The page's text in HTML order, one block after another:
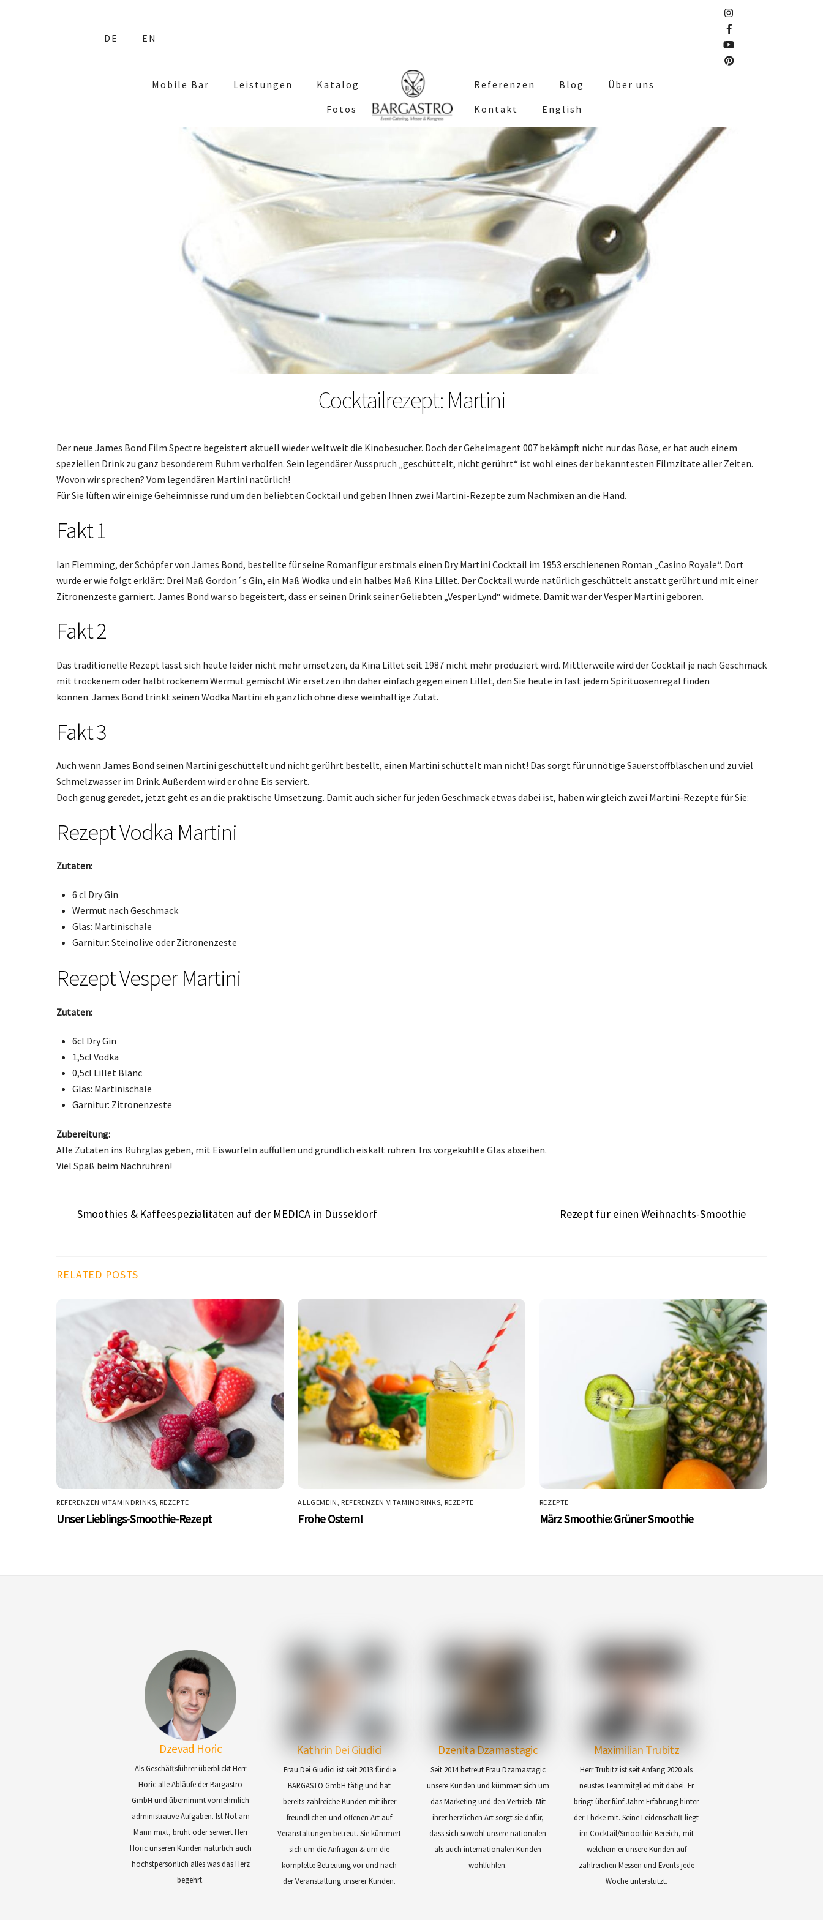
DE EN
Mobile Bar Leistungen
Katalog
Fotos
Referenzen Blog
Über uns
Kontakt
English
Cocktailrezept: Martini
Der neue James Bond Film Spectre begeistert aktuell wieder weltweit die Kinobesucher. Doch der Geheimagent 007 bekämpft nicht nur das Böse, er hat auch einem
speziellen Drink zu ganz besonderem Ruhm verholfen. Sein legendärer Ausspruch „geschüttelt, nicht gerührt“ ist wohl eines der bekanntesten Filmzitate aller Zeiten.
Wovon wir sprechen? Vom legendären Martini natürlich!
Für Sie lüften wir einige Geheimnisse rund um den beliebten Cocktail und geben Ihnen zwei Martini-Rezepte zum Nachmixen an die Hand.
Fakt 1
Ian Flemming, der Schöpfer von James Bond, bestellte für seine Romanfigur erstmals einen Dry Martini Cocktail im 1953 erschienenen Roman „Casino Royale“. Dort
wurde er wie folgt erklärt: Drei Maß Gordon´s Gin, ein Maß Wodka und ein halbes Maß Kina Lillet. Der Cocktail wurde natürlich geschüttelt anstatt gerührt und mit einer
Zitronenzeste garniert. James Bond war so begeistert, dass er seinen Drink seiner Geliebten „Vesper Lynd“ widmete. Damit war der Vesper Martini geboren.
Fakt 2
Das traditionelle Rezept lässt sich heute leider nicht mehr umsetzen, da Kina Lillet seit 1987 nicht mehr produziert wird. Mittlerweile wird der Cocktail je nach Geschmack
mit trockenem oder halbtrockenem Wermut gemischt.Wir ersetzen ihn daher einfach gegen einen Lillet, den Sie heute in fast jedem Spirituosenregal finden
können. James Bond trinkt seinen Wodka Martini eh gänzlich ohne diese weinhaltige Zutat.
Fakt 3
Auch wenn James Bond seinen Martini geschüttelt und nicht gerührt bestellt, einen Martini schüttelt man nicht! Das sorgt für unnötige Sauerstoffbläschen und zu viel
Schmelzwasser im Drink. Außerdem wird er ohne Eis serviert.
Doch genug geredet, jetzt geht es an die praktische Umsetzung. Damit auch sicher für jeden Geschmack etwas dabei ist, haben wir gleich zwei Martini-Rezepte für Sie:
Rezept Vodka Martini
Zutaten:
6 cl Dry Gin
Wermut nach Geschmack
Glas: Martinischale
Garnitur: Steinolive oder Zitronenzeste
Rezept Vesper Martini
Zutaten:
6cl Dry Gin
1,5cl Vodka
0,5cl Lillet Blanc
Glas: Martinischale
Garnitur: Zitronenzeste
Zubereitung:
Alle Zutaten ins Rührglas geben, mit Eiswürfeln auffüllen und gründlich eiskalt rühren. Ins vorgekühlte Glas abseihen.
Viel Spaß beim Nachrühren!
Smoothies & Kaffeespezialitäten auf der MEDICA in Düsseldorf Rezept für einen Weihnachts-Smoothie
RELATED POSTS
REFERENZEN VITAMINDRINKS, REZEPTE
Unser Lieblings-Smoothie-Rezept
ALLGEMEIN, REFERENZEN VITAMINDRINKS, REZEPTE
Frohe Ostern!
REZEPTE
März Smoothie: Grüner Smoothie
Dzevad Horic
Als Geschäftsführer überblickt Herr
Horic alle Abläufe der Bargastro
GmbH und übernimmt vornehmlich
administrative Aufgaben. Ist Not am
Mann mixt, brüht oder serviert Herr
Horic unseren Kunden natürlich auch
höchstpersönlich alles was das Herz
begehrt.
Kathrin Dei Giudici
Frau Dei Giudici ist seit 2013 für die
BARGASTO GmbH tätig und hat
bereits zahlreiche Kunden mit ihrer
freundlichen und offenen Art auf
Veranstaltungen betreut. Sie kümmert
sich um die Anfragen & um die
komplette Betreuung vor und nach
der Veranstaltung unserer Kunden.
Dzenita Dzamastagic
Seit 2014 betreut Frau Dzamastagic
unsere Kunden und kümmert sich um
das Marketing und den Vertrieb. Mit
ihrer herzlichen Art sorgt sie dafür,
dass sich sowohl unsere nationalen
als auch internationalen Kunden
wohlfühlen.
Maximilian Trubitz
Herr Trubitz ist seit Anfang 2020 als
neustes Teammitglied mit dabei. Er
bringt über fünf Jahre Erfahrung hinter
der Theke mit. Seine Leidenschaft liegt
im Cocktail/Smoothie-Bereich, mit
welchem er unsere Kunden auf
zahlreichen Messen und Events jede
Woche unterstützt.